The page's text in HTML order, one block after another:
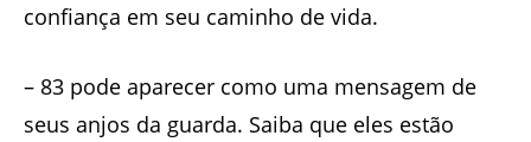
confiança em seu caminho de vida.
– 83 pode aparecer como uma mensagem de
seus anjos da guarda. Saiba que eles estão